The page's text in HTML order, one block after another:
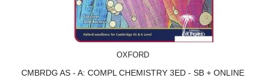
OXFORD
CMBRDG AS - A: COMPL CHEMISTRY 3ED - SB + ONLINE